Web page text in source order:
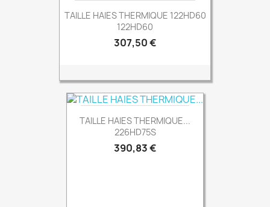
TAILLE HAIES THERMIQUE 122HD60
122HD60
Prix
307,50 €
TAILLE HAIES THERMIQUE...
226HD75S
Prix
390,83 €